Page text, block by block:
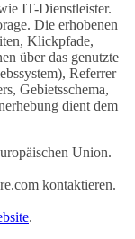
IT-Dienstleister.
Die erhobenen
Klickpfade,
über das genutzte
Referrer
Gebietsschema,
dient dem
Union.
kontaktieren.
.